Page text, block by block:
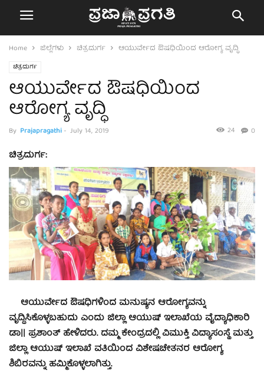
Home ಜಿಲ್ಲೆಗಳು ಚಿತ್ರದುರ್ಗ ಆಯುರ್ವೇದ ಔಷಧಿಯಿಂದ ಆರೋಗ್ಯ ವೃದ್ಧಿ
ಚಿತ್ರದುರ್ಗ
ಆಯುರ್ವೇದ ಔಷಧಿಯಿಂದ
ಆರೋಗ್ಯ ವೃದ್ಧಿ
By Prajapragathi- July 14, 2019 0
24
ಚಿತ್ರದುರ್ಗ:
ಆಯುರ್ವೇದ ಔಷಧಿಗಳಿಂದ ಮನುಷ್ಯನ ಆರೋಗ್ಯವನ್ನು
ವೃದ್ಧಿಸಿಕೊಳ್ಳಬಹುದು ಎಂದು ಜಿಲ್ಲಾ ಆಯುಷ್ ಇಲಾಖೆಯ ವೈದ್ಯಾಧಿಕಾರಿ
ಡಾ|| ಪ್ರಶಾಂತ್ ಹೇಳಿದರು.ದಮ್ಮ ಕೇಂದ್ರದಲ್ಲಿ ವಿಮುಕ್ತಿ ವಿದ್ಯಾಸಂಸ್ಥೆ ಮತ್ತು
ಜಿಲ್ಲಾ ಆಯುಷ್ ಇಲಾಖೆ ವತಿಯಿಂದ ವಿಶೇಷಚೇತನರ ಆರೋಗ್ಯ
ಶಿಬಿರವನ್ನು ಹಮ್ಮಿಕೊಳ್ಳಲಾಗಿತ್ತು.